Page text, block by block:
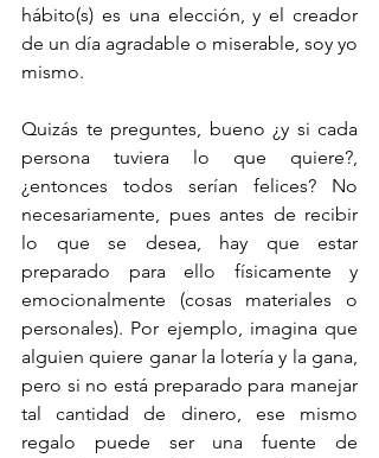
hábito(s) es una elección, y el creador
de un día agradable o miserable, soy yo
mismo.
Quizás te preguntes, bueno ¿y si cada
persona tuviera lo que quiere?,
¿entonces todos serían felices? No
necesariamente, pues antes de recibir
lo que se desea, hay que estar
preparado para ello físicamente y
emocionalmente (cosas materiales o
personales). Por ejemplo, imagina que
alguien quiere ganar la lotería y la gana,
pero si no está preparado para manejar
tal cantidad de dinero, ese mismo
regalo puede ser una fuente de